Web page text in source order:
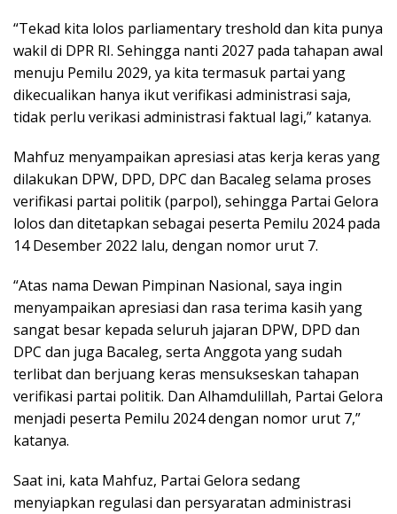
“Tekad kita lolos parliamentary treshold dan kita punya
wakil di DPR RI. Sehingga nanti 2027 pada tahapan awal
menuju Pemilu 2029, ya kita termasuk partai yang
dikecualikan hanya ikut verifikasi administrasi saja,
tidak perlu verikasi administrasi faktual lagi,” katanya.
Mahfuz menyampaikan apresiasi atas kerja keras yang
dilakukan DPW, DPD, DPC dan Bacaleg selama proses
verifikasi partai politik (parpol), sehingga Partai Gelora
lolos dan ditetapkan sebagai peserta Pemilu 2024 pada
14 Desember 2022 lalu, dengan nomor urut 7.
“Atas nama Dewan Pimpinan Nasional, saya ingin
menyampaikan apresiasi dan rasa terima kasih yang
sangat besar kepada seluruh jajaran DPW, DPD dan
DPC dan juga Bacaleg, serta Anggota yang sudah
terlibat dan berjuang keras mensukseskan tahapan
verifikasi partai politik. Dan Alhamdulillah, Partai Gelora
menjadi peserta Pemilu 2024 dengan nomor urut 7,”
katanya.
Saat ini, kata Mahfuz, Partai Gelora sedang
menyiapkan regulasi dan persyaratan administrasi